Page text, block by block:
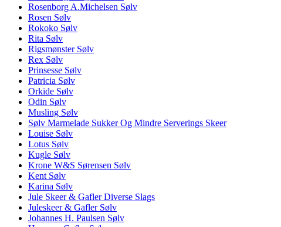
Rosenborg A.Michelsen Sølv
Rosen Sølv
Rokoko Sølv
Rita Sølv
Rigsmønster Sølv
Rex Sølv
Prinsesse Sølv
Patricia Sølv
Orkide Sølv
Odin Sølv
Musling Sølv
Sølv Marmelade Sukker Og Mindre Serverings Skeer
Louise Sølv
Lotus Sølv
Kugle Sølv
Krone W&S Sørensen Sølv
Kent Sølv
Karina Sølv
Jule Skeer & Gafler Diverse Slags
Juleskeer & Gafler Sølv
Johannes H. Paulsen Sølv